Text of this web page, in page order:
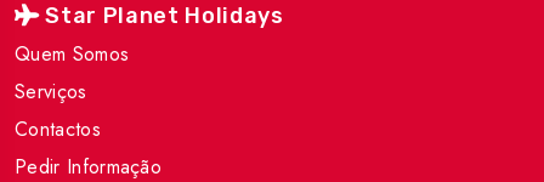
Star Planet Holidays
Quem Somos
Serviços
Contactos
Pedir Informação